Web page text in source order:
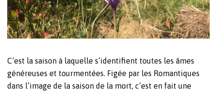
C’est la saison à laquelle s’identifient toutes les âmes
généreuses et tourmentées. Figée par les Romantiques
dans l’image de la saison de la mort, c’est en fait une